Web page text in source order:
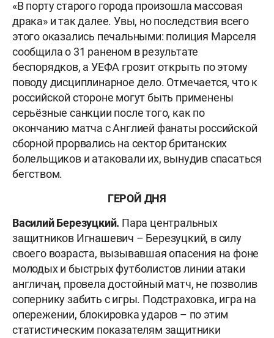
«В порту старого города произошла массовая
драка» и так далее. Увы, но последствия всего
этого оказались печальными: полиция Марселя
сообщила о 31 раненом в результате
беспорядков, а УЕФА грозит открыть по этому
поводу дисциплинарное дело. Отмечается, что к
российской стороне могут быть применены
серьёзные санкции после того, как по
окончанию матча с Англией фанаты российской
сборной прорвались на сектор британских
болельщиков и атаковали их, вынудив спасаться
бегством.
ГЕРОЙ ДНЯ
Василий Березуцкий. Пара центральных
защитников Игнашевич – Березуцкий, в силу
своего возраста, вызывавшая опасения на фоне
молодых и быстрых футболистов линии атаки
англичан, провела достойный матч, не позволив
сопернику забить с игры. Подстраховка, игра на
опережении, блокировка ударов – по этим
статистическим показателям защитники